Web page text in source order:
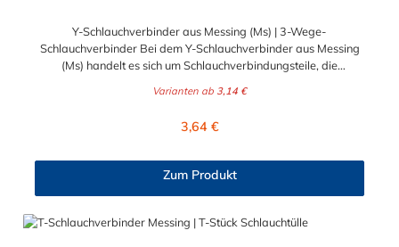
Y-Schlauchverbinder aus Messing (Ms) | 3-Wege-
Schlauchverbinder Bei dem Y-Schlauchverbinder aus Messing
(Ms) handelt es sich um Schlauchverbindungsteile, die
miteinander verbinden. Die Y-Verbinder aus Messing sind eine
oder Kraftstoff. Der Tannenbaum am Schlauchstutzen der Y-
Schlauches auf dem Stutzen. Wir empfehlen dennoch eine
zusätzliche Befestigung durch eine Schlauchschelle. Diese Y-
Schlauchverbinder aus Messing kommen vorrangig in der
Lebensmittelindustrie, sowie in Schankanlagen u.ä. zum
Varianten ab 3,14 €
Regulärer Preis:
3,64 €
Zum Produkt